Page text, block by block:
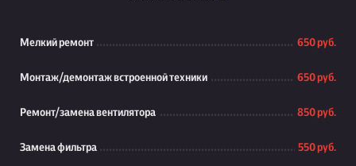
Мелкий ремонт 650 руб.
Монтаж/демонтаж встроенной техники 650 руб.
Ремонт/замена вентилятора 850 руб.
Замена фильтра 550 руб.